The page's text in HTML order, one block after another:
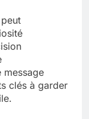
peut
clés à garder